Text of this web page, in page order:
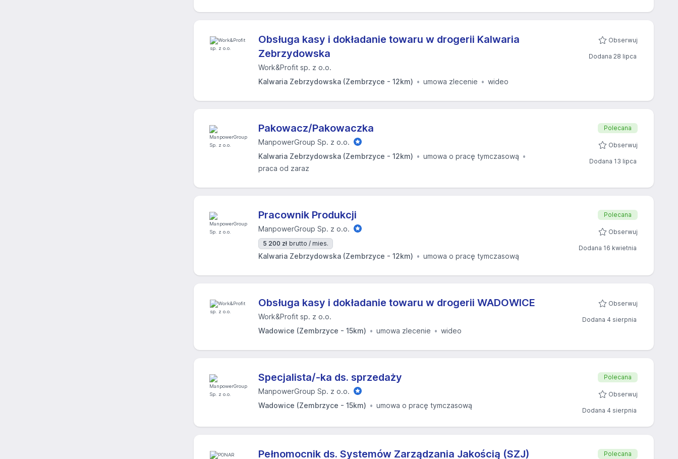
Obsługa kasy i dokładanie towaru w drogerii Kalwaria
Zebrzydowska
Work&Profit sp. z o.o.
Kalwaria Zebrzydowska (Zembrzyce - 12km)
umowa zlecenie wideo
Obserwuj
Dodana 28 lipca
Pakowacz/Pakowaczka
ManpowerGroup Sp. z o.o.
Kalwaria Zebrzydowska (Zembrzyce - 12km)
umowa o pracę tymczasową
praca od zaraz
Polecana
Obserwuj
Dodana 13 lipca
Pracownik Produkcji
ManpowerGroup Sp. z o.o.
5 200 zł brutto / mies.
Kalwaria Zebrzydowska (Zembrzyce - 12km) umowa o pracę tymczasową
Polecana
Obserwuj
Dodana 16 kwietnia
Obsługa kasy i dokładanie towaru w drogerii WADOWICE
Work&Profit sp. z o.o.
Wadowice (Zembrzyce - 15km)
umowa zlecenie wideo
Obserwuj
Dodana 4 sierpnia
Specjalista/-ka ds. sprzedaży
ManpowerGroup Sp. z o.o.
Wadowice (Zembrzyce - 15km)
umowa o pracę tymczasową
Polecana
Obserwuj
Dodana 4 sierpnia
Pełnomocnik ds. Systemów Zarządzania Jakością (SZJ) Polecana